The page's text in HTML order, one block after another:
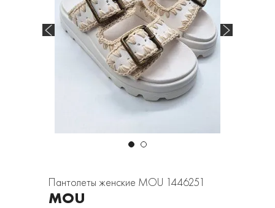
Пантолеты женские MOU 1446251
MOU